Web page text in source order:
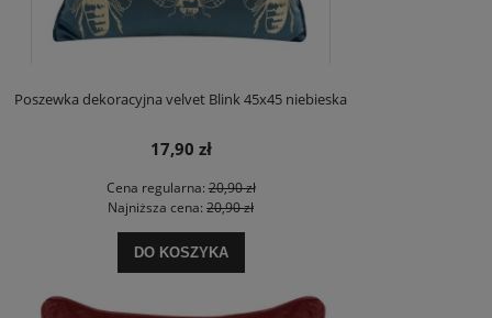
Poszewka dekoracyjna velvet Blink 45x45 niebieska
17,90 zł
Cena regularna:20,90 zł
Najniższa cena: 20,90 zł
DO KOSZYKA